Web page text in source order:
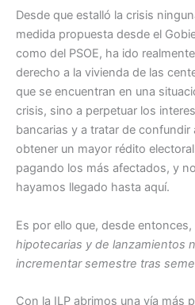
Desde que estalló la crisis
medida propuesta desde el
como del PSOE, ha ido
derecho a la vivienda de las
que se encuentran en una
crisis, sino a perpetuar los
bancarias y a tratar de confundir
obtener un mayor rédito
pagando los más afectados, y
hayamos llegado hasta aquí.
Es por ello que, desde entonces,
hipotecarias y de lanzamientos
incrementar semestre tras
Con la ILP abrimos una vía más